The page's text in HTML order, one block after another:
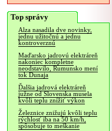
Top správy
Alza nasadila dve novinky,
jednu užitočnú a jednu
kontroverznú
Maďarsko jadrovú elektráreň
nakoniec kompletne
neodstavilo, Rumunsko mení
tok Dunaja
Ďalšia jadrová elektráreň
južne od Slovenska musela
kvôli teplu znížiť výkon
Železnice znižujú kvôli teplu
rýchlosť iba na 50 km/h,
spôsobuje to meškanie